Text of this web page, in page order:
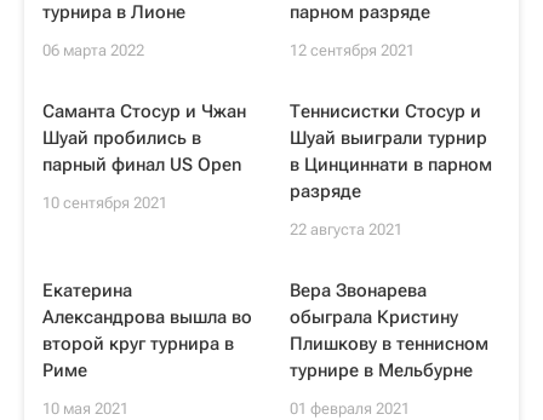
турнира в Лионе
06 марта 2022
парном разряде
12 сентября 2021
Саманта Стосур и Чжан
Шуай пробились в
парный финал US Open
10 сентября 2021
Теннисистки Стосур и
Шуай выиграли турнир
в Цинциннати в парном
разряде
22 августа 2021
Екатерина
Александрова вышла во
второй круг турнира в
Риме
10 мая 2021
Вера Звонарева
обыграла Кристину
Плишкову в теннисном
турнире в Мельбурне
01 февраля 2021